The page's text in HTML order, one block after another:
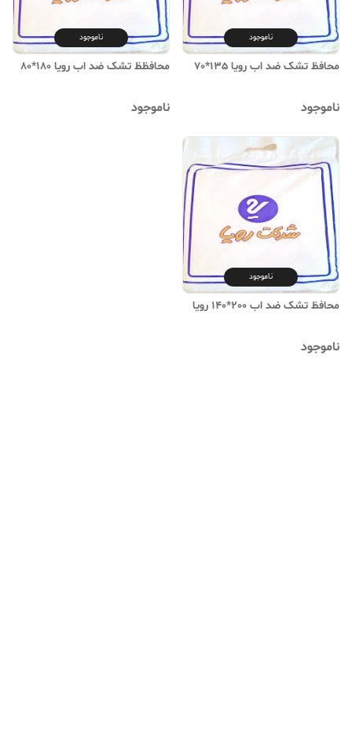
ناموجود
محافظ تشک ضد اب رویا 135*70
ناموجود
ناموجود
محافظظ تشک ضد اب رویا 180*80
ناموجود
ناموجود
محافظ تشک ضد اب 200*140 رویا
ناموجود